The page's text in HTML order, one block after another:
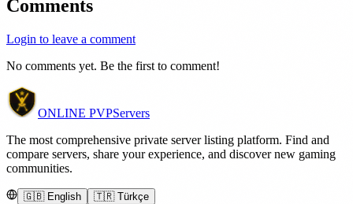
Comments
Login to leave a comment
No comments yet. Be the first to comment!
ONLINE PVPServers
The most comprehensive private server listing platform. Find and
compare servers, share your experience, and discover new gaming
communities.
🇬🇧 English 🇹🇷 Türkçe